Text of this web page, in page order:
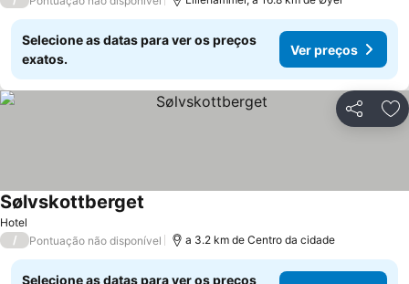
Selecione as datas para ver os preços
exatos.
Ver preços
Partilhar
Hotel
Sølvskottberget
/ Pontuação não disponível a 3.2 km de Centro da cidade
Selecione as datas para ver os preços